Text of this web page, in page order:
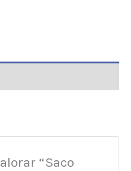
“Saco